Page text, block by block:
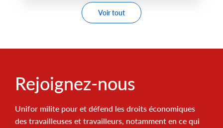
Voir tout
Rejoignez-nous
Unifor milite pour et défend les droits économiques
des travailleuses et travailleurs, notamment en ce qui